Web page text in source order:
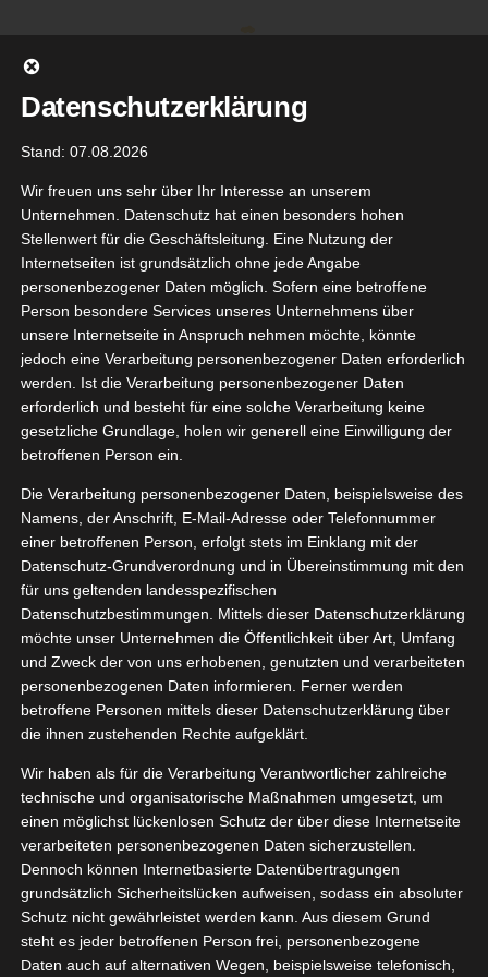
springen
Gehe zu ...
05, 2021
Fanny
Essen
Tante Fanny Flammkuchen
Mai 14, 2021 | Essen,Produktvorstellungen
Weiterlesen
11
05, 2021
Fanny
Datenschutzerklärung
Stand: 07.08.2026
Wir freuen uns sehr über Ihr Interesse an unserem
Unternehmen. Datenschutz hat einen besonders hohen
Stellenwert für die Geschäftsleitung. Eine Nutzung der
Internetseiten ist grundsätzlich ohne jede Angabe
personenbezogener Daten möglich. Sofern eine betroffene
Person besondere Services unseres Unternehmens über
unsere Internetseite in Anspruch nehmen möchte, könnte
jedoch eine Verarbeitung personenbezogener Daten erforderlich
werden. Ist die Verarbeitung personenbezogener Daten
erforderlich und besteht für eine solche Verarbeitung keine
gesetzliche Grundlage, holen wir generell eine Einwilligung der
betroffenen Person ein.
Die Verarbeitung personenbezogener Daten, beispielsweise des
Namens, der Anschrift, E-Mail-Adresse oder Telefonnummer
einer betroffenen Person, erfolgt stets im Einklang mit der
Datenschutz-Grundverordnung und in Übereinstimmung mit den
für uns geltenden landesspezifischen
Datenschutzbestimmungen. Mittels dieser Datenschutzerklärung
möchte unser Unternehmen die Öffentlichkeit über Art, Umfang
und Zweck der von uns erhobenen, genutzten und verarbeiteten
personenbezogenen Daten informieren. Ferner werden
betroffene Personen mittels dieser Datenschutzerklärung über
die ihnen zustehenden Rechte aufgeklärt.
Wir haben als für die Verarbeitung Verantwortlicher zahlreiche
technische und organisatorische Maßnahmen umgesetzt, um
einen möglichst lückenlosen Schutz der über diese Internetseite
verarbeiteten personenbezogenen Daten sicherzustellen.
Dennoch können Internetbasierte Datenübertragungen
grundsätzlich Sicherheitslücken aufweisen, sodass ein absoluter
Schutz nicht gewährleistet werden kann. Aus diesem Grund
steht es jeder betroffenen Person frei, personenbezogene
Daten auch auf alternativen Wegen, beispielsweise telefonisch,